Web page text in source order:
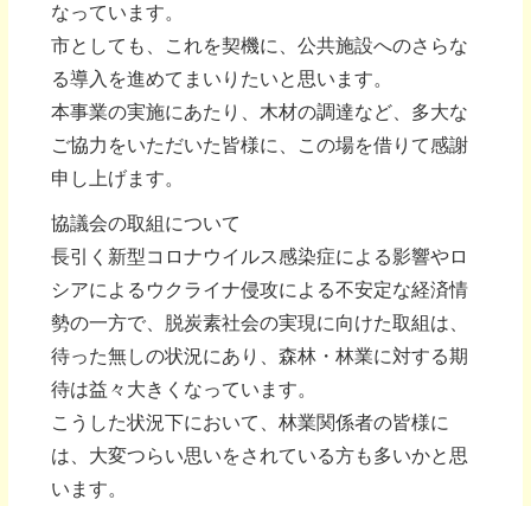
なっています。
市としても、これを契機に、公共施設へのさらな
る導入を進めてまいりたいと思います。
本事業の実施にあたり、木材の調達など、多大な
ご協力をいただいた皆様に、この場を借りて感謝
申し上げます。
協議会の取組について
長引く新型コロナウイルス感染症による影響やロ
シアによるウクライナ侵攻による不安定な経済情
勢の一方で、脱炭素社会の実現に向けた取組は、
待った無しの状況にあり、森林・林業に対する期
待は益々大きくなっています。
こうした状況下において、林業関係者の皆様に
は、大変つらい思いをされている方も多いかと思
います。